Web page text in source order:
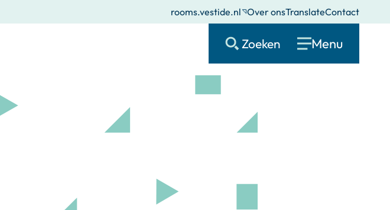
rooms.vestide.nl Over onsTranslateContact
Zoeken Menu